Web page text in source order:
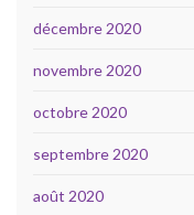
décembre 2020
novembre 2020
octobre 2020
septembre 2020
août 2020